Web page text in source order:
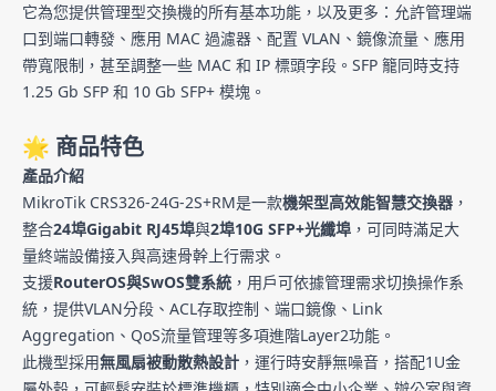
它為您提供管理型交換機的所有基本功能，以及更多：允許管理端
口到端口轉發、應用 MAC 過濾器、配置 VLAN、鏡像流量、應用
帶寬限制，甚至調整一些 MAC 和 IP 標頭字段。SFP 籠同時支持
1.25 Gb SFP 和 10 Gb SFP+ 模塊。
🌟 商品特色
產品介紹
MikroTik CRS326-24G-2S+RM是一款機架型高效能智慧交換器 ，
整合24埠Gigabit RJ45埠與2埠10G SFP+光纖埠 ，可同時滿足大
量終端設備接入與高速骨幹上行需求。
支援RouterOS與SwOS雙系統 ，用戶可依據管理需求切換操作系
統，提供VLAN分段、ACL存取控制、端口鏡像、Link
Aggregation、QoS流量管理等多項進階Layer2功能。
此機型採用無風扇被動散熱設計 ，運行時安靜無噪音，搭配1U金